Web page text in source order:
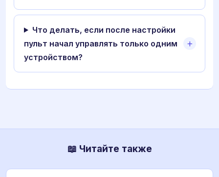
Что делать, если после настройки
пульт начал управлять только одним
устройством?
📖 Читайте также